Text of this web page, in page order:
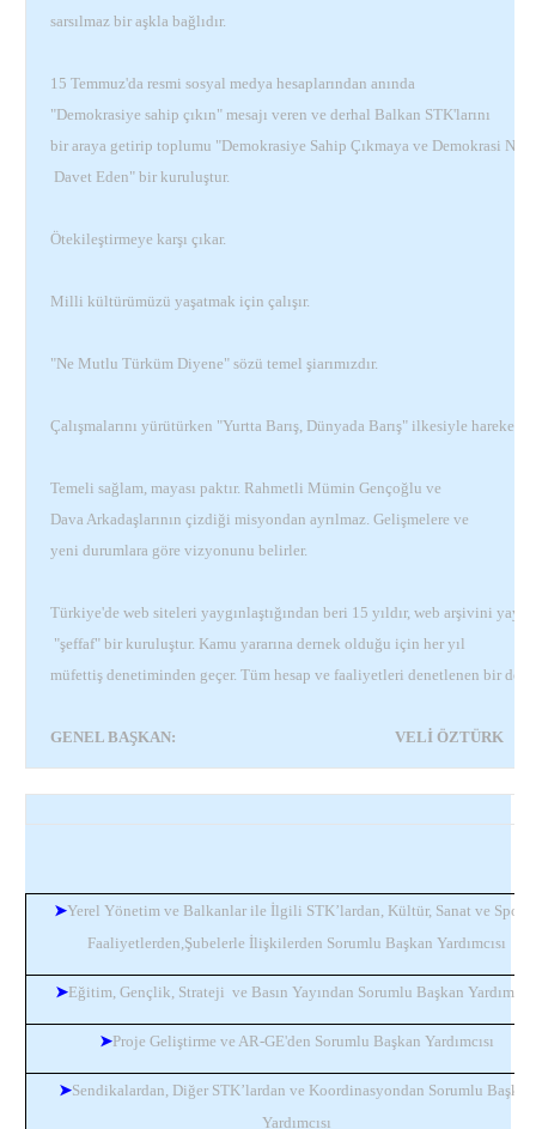
sarsılmaz bir aşkla bağlıdır.
15 Temmuz'da resmi sosyal medya hesaplarından anında
"Demokrasiye sahip çıkın" mesajı veren ve derhal Balkan STK'larını
bir araya getirip toplumu "Demokrasiye Sahip Çıkmaya ve Demokrasi
Davet Eden" bir kuruluştur.
Ötekileştirmeye karşı çıkar.
Milli kültürümüzü yaşatmak için çalışır.
"Ne Mutlu Türküm Diyene" sözü temel şiarımızdır.
Çalışmalarını yürütürken "Yurtta Barış, Dünyada Barış" ilkesiyle hareket
Temeli sağlam, mayası paktır. Rahmetli Mümin Gençoğlu ve
Dava Arkadaşlarının çizdiği misyondan ayrılmaz. Gelişmelere ve
yeni durumlara göre vizyonunu belirler.
Türkiye'de web siteleri yaygınlaştığından beri 15 yıldır, web arşivini
"şeffaf" bir kuruluştur. Kamu yararına dernek olduğu için her yıl
müfettiş denetiminden geçer. Tüm hesap ve faaliyetleri denetlenen bir
GENEL BAŞKAN: VELİ ÖZTÜRK
➤Yerel Yönetim ve Balkanlar ile İlgili STK’lardan, Kültür, Sanat ve
Faaliyetlerden,Şubelerle İlişkilerden Sorumlu Başkan Yardımcısı
➤Eğitim, Gençlik, Strateji ve Basın Yayından Sorumlu Başkan
➤Proje Geliştirme ve AR-GE'den Sorumlu Başkan Yardımcısı
➤Sendikalardan, Diğer STK’lardan ve Koordinasyondan Sorumlu Başkan
Yardımcısı